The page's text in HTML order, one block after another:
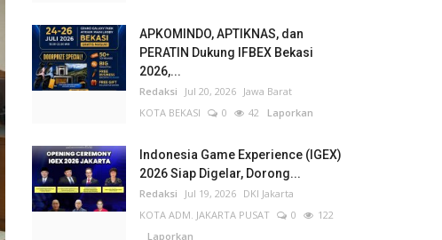
APKOMINDO, APTIKNAS, dan
PERATIN Dukung IFBEX Bekasi
2026,...
Redaksi Jul 20, 2026 Jawa Barat
KOTA BEKASI
0 42 Laporkan
Indonesia Game Experience (IGEX)
2026 Siap Digelar, Dorong...
Redaksi Jul 19, 2026 DKI Jakarta
KOTA ADM. JAKARTA PUSAT
0
122
Laporkan